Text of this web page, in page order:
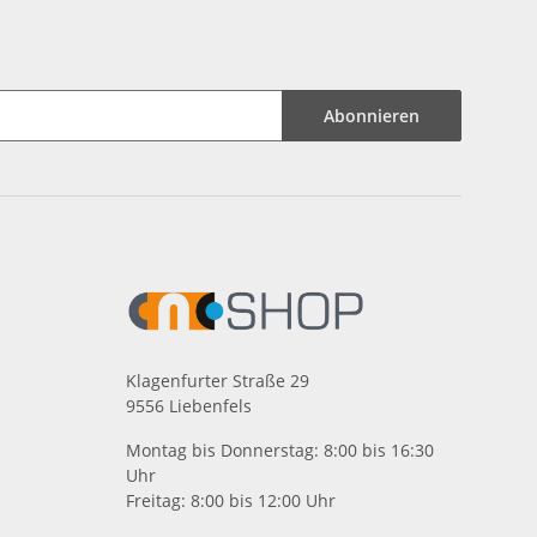
Abonnieren
Klagenfurter Straße 29
9556 Liebenfels
Montag bis Donnerstag: 8:00 bis 16:30
Uhr
Freitag: 8:00 bis 12:00 Uhr